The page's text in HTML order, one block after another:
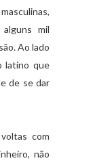
mil
Ao lado
latino que
de se dar
com
não